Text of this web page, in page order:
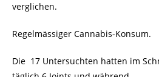
verglichen.
Regelmässiger Cannabis-Konsum.
Die 17 Untersuchten hatten im